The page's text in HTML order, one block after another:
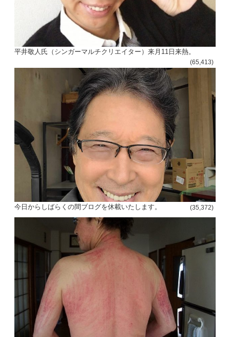
平井敬人氏（シンガーマルチクリエイター）来月11日来熱。
(65,413)
今日からしばらくの間ブログを休載いたします。 (35,372)